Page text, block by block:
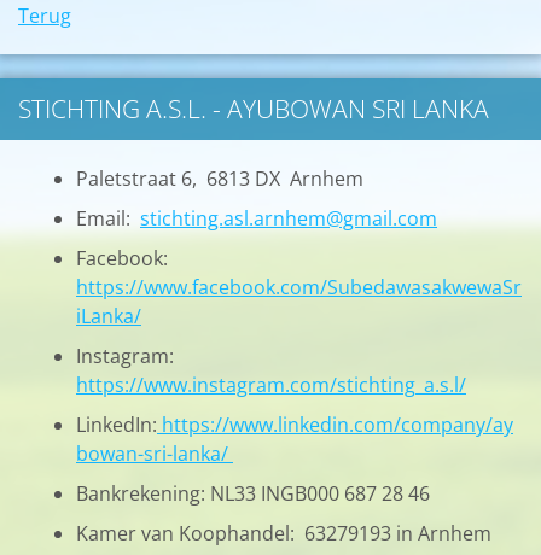
Terug
STICHTING A.S.L. - AYUBOWAN SRI LANKA
Paletstraat 6, 6813 DX Arnhem
Email: stichting.asl.arnhem@gmail.com
Facebook:
https://www.facebook.com/SubedawasakwewaSr
iLanka/
Instagram:
https://www.instagram.com/stichting_a.s.l/
LinkedIn: https://www.linkedin.com/company/ay
bowan-sri-lanka/
Bankrekening: NL33 INGB000 687 28 46
Kamer van Koophandel: 63279193 in Arnhem